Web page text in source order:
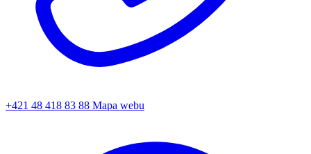
+421 48 418 83 88 Mapa webu